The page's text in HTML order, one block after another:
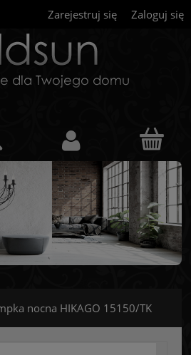
Zarejestruj się Zaloguj się
nocna HIKAGO 15150/TK